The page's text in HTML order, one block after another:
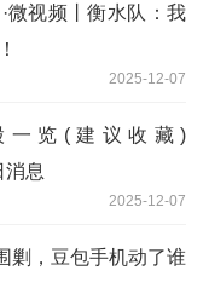
微视频丨衡水队：我
2025-12-07
一览(建议收藏)
消息
2025-12-07
剿，豆包手机动了谁